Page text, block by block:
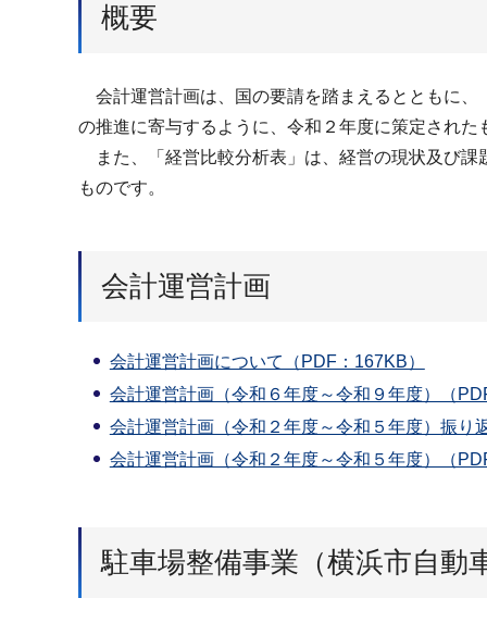
概要
会計運営計画は、国の要請を踏まえるとともに、
の推進に寄与するように、令和２年度に策定された
また、「経営比較分析表」は、経営の現状及び課
ものです。
会計運営計画
会計運営計画について（PDF：167KB）
会計運営計画（令和６年度～令和９年度）（
会計運営計画（令和２年度～令和５年度）振り
会計運営計画（令和２年度～令和５年度）（
駐車場整備事業（横浜市自動